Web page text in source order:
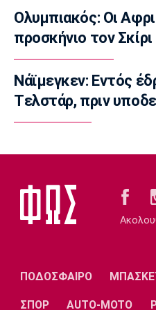
EuroLeague
Αλλαγή σελίδας στη
10:20
Στοίχημα
ΦΩΣ στο Στοίχημα:
Τάμπερε
09:50
Super League 1
Τηλεόραση: Οι
Ολυμπιακός: Οι
προσκήνιο τον Σκίρι
Νάϊμεγκεν: Εντός
Tελστάρ, πριν
ΠΟΔΟΣΦΑΙΡΟ
ΣΠΟΡ AUTO-MOTO